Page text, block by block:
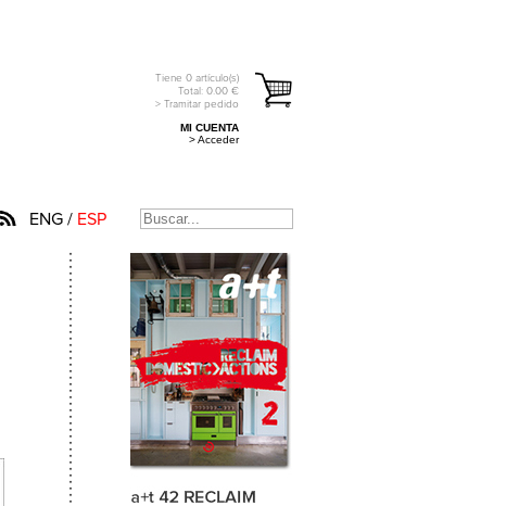
Tiene 0 artículo(s)
Total: 0.00 €
> Tramitar pedido
MI CUENTA
> Acceder
ENG / ESP